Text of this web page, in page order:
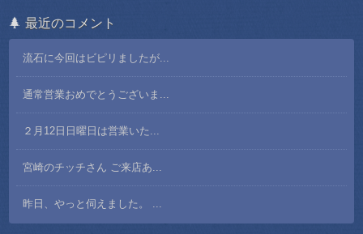
最近のコメント
流石に今回はビピリましたが...
通常営業おめでとうございま...
２月12日日曜日は営業いた...
宮崎のチッチさん ご来店あ...
昨日、やっと伺えました。 ...